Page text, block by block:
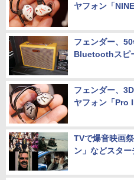
ヤフォン「NINE
フェンダー、
Bluetoothスピ
フェンダー、
ヤフォン「Pro
TVで爆音映画
ン」などスタ